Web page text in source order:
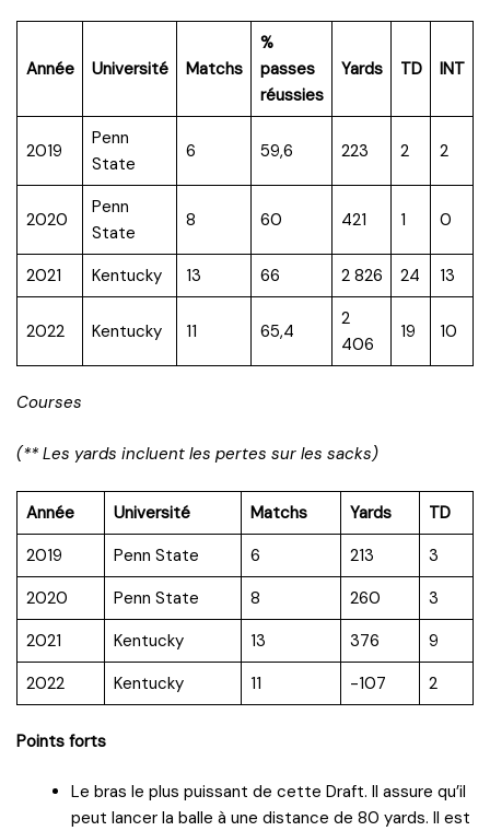
Année Université Matchs
%
passes
réussies
Yards TD INT
2019
Penn
State
6 59,6 223 2 2
2020
Penn
State
8 60 421 1 0
2021 Kentucky 13 66 2 826 24 13
2022 Kentucky 11 65,4
2
406
19 10
Courses
(** Les yards incluent les pertes sur les sacks)
Année Université Matchs Yards
TD
2019
Penn State 6 213
3
2020
Penn State 8 260
3
2021
Kentucky 13 376
9
2022
Kentucky 11 -107 2
Points forts
Le bras le plus puissant de cette Draft. Il assure qu’il
peut lancer la balle à une distance de 80 yards. Il est